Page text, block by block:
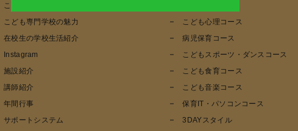
こども専門学校の学び方
こども専門学校の魅力
在校生の学校生活紹介
Instagram
施設紹介
講師紹介
年間行事
サポートシステム
こども心理コース
病児保育コース
こどもスポーツ・ダンスコース
こども食育コース
こども音楽コース
保育IT・パソコンコース
3DAYスタイル